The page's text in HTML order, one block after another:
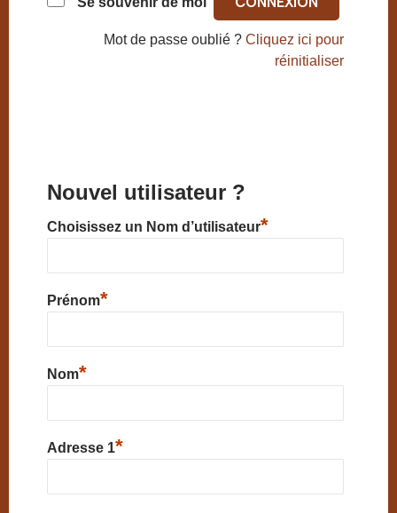
Mot de passe oublié ?Cliquez ici pour
réinitialiser
Nouvel utilisateur ?
Choisissez un Nom d’utilisateur*
Prénom*
Nom*
Adresse 1*